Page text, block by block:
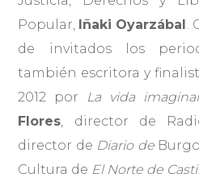
Popular, Iñaki Oyarzábal.
de invitados los
también escritora y
2012 por La vida
Flores, director de
director de Diario de
Cultura de El Norte de